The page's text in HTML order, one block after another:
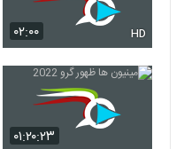
۰۲:۰۰ HD
۰۱:۲۰:۲۳